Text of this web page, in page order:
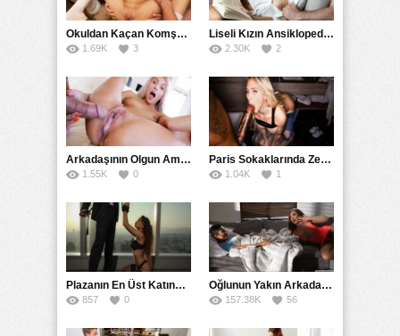
Okuldan Kaçan Komşu Kızını Bakire Sanıp Götten Sikti
1.69K 3
Liseli Kızın Ansiklopedisini Kitap Gibi Tane Tane Okudu
2.30K 2
Arkadaşının Olgun Amcasına Siktirip İçine Boşalmasını İstedi
1.55K 0
Paris Sokaklarında Zenci Yarağını Gırtlağına Kadar İndirdi
1.04K 1
Plazanın En Üst Katında Üst Seviye Köle Fantezisi Sikişi
857 0
Oğlunun Yakın Arkadaşına Yorgan Altından Sulanan Milf
157.38K 56